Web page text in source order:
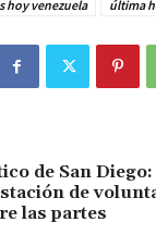
hoy venezuela última
de San Diego:
de
las partes